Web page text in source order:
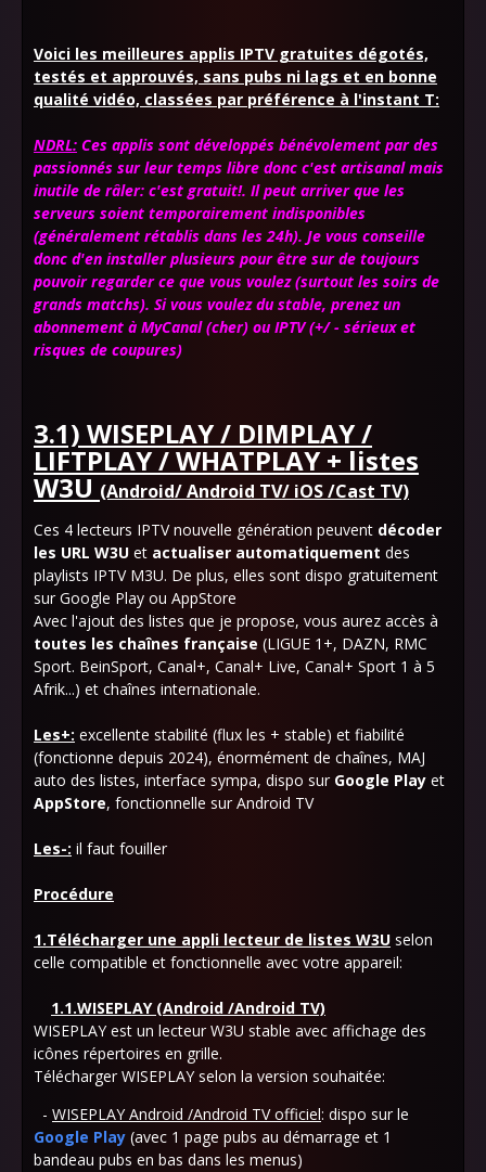
Voici les meilleures applis IPTV gratuites dégotés,
testés et approuvés, sans pubs ni lags et en bonne
qualité vidéo, classées par préférence à l'instant T:
NDRL: Ces applis sont développés bénévolement par des
passionnés sur leur temps libre donc c'est artisanal mais
inutile de râler: c'est gratuit!. Il peut arriver que les
serveurs soient temporairement indisponibles
(généralement rétablis dans les 24h). Je vous conseille
donc d'en installer plusieurs pour être sur de toujours
pouvoir regarder ce que vous voulez (surtout les soirs de
grands matchs). Si vous voulez du stable, prenez un
abonnement à MyCanal (cher) ou IPTV (+/ - sérieux et
risques de coupures)
3.1) WISEPLAY / DIMPLAY /
LIFTPLAY / WHATPLAY + listes
W3U(Android/ Android TV/ iOS /Cast TV)
Ces 4 lecteurs IPTV nouvelle génération peuvent décoder
les URL W3U et actualiser automatiquement des
playlists IPTV M3U. De plus, elles sont dispo gratuitement
sur Google Play ou AppStore
Avec l'ajout des listes que je propose, vous aurez accès à
toutes les chaînes française (LIGUE 1+, DAZN, RMC
Sport. BeinSport, Canal+, Canal+ Live, Canal+ Sport 1 à 5
Afrik...) et chaînes internationale.
Les+: excellente stabilité (flux les + stable) et fiabilité
(fonctionne depuis 2024), énormément de chaînes, MAJ
auto des listes, interface sympa, dispo sur Google Play et
AppStore, fonctionnelle sur Android TV
Les-: il faut fouiller
Procédure
1.Télécharger une appli lecteur de listes W3U selon
celle compatible et fonctionnelle avec votre appareil:
1.1.WISEPLAY (Android /Android TV)
WISEPLAY est un lecteur W3U stable avec affichage des
icônes répertoires en grille.
Télécharger WISEPLAY selon la version souhaitée:
- WISEPLAY Android /Android TV officiel: dispo sur le
Google Play (avec 1 page pubs au démarrage et 1
bandeau pubs en bas dans les menus)